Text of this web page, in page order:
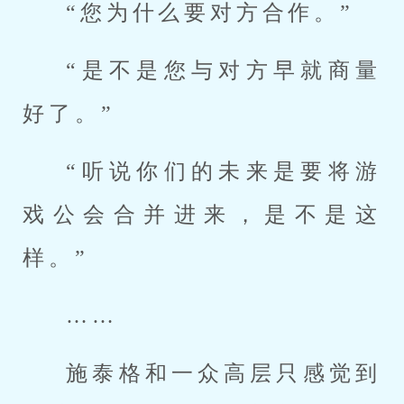
“您为什么要对方合作。”
“是不是您与对方早就商量
好了。”
“听说你们的未来是要将游
戏公会合并进来，是不是这
样。”
……
施泰格和一众高层只感觉到